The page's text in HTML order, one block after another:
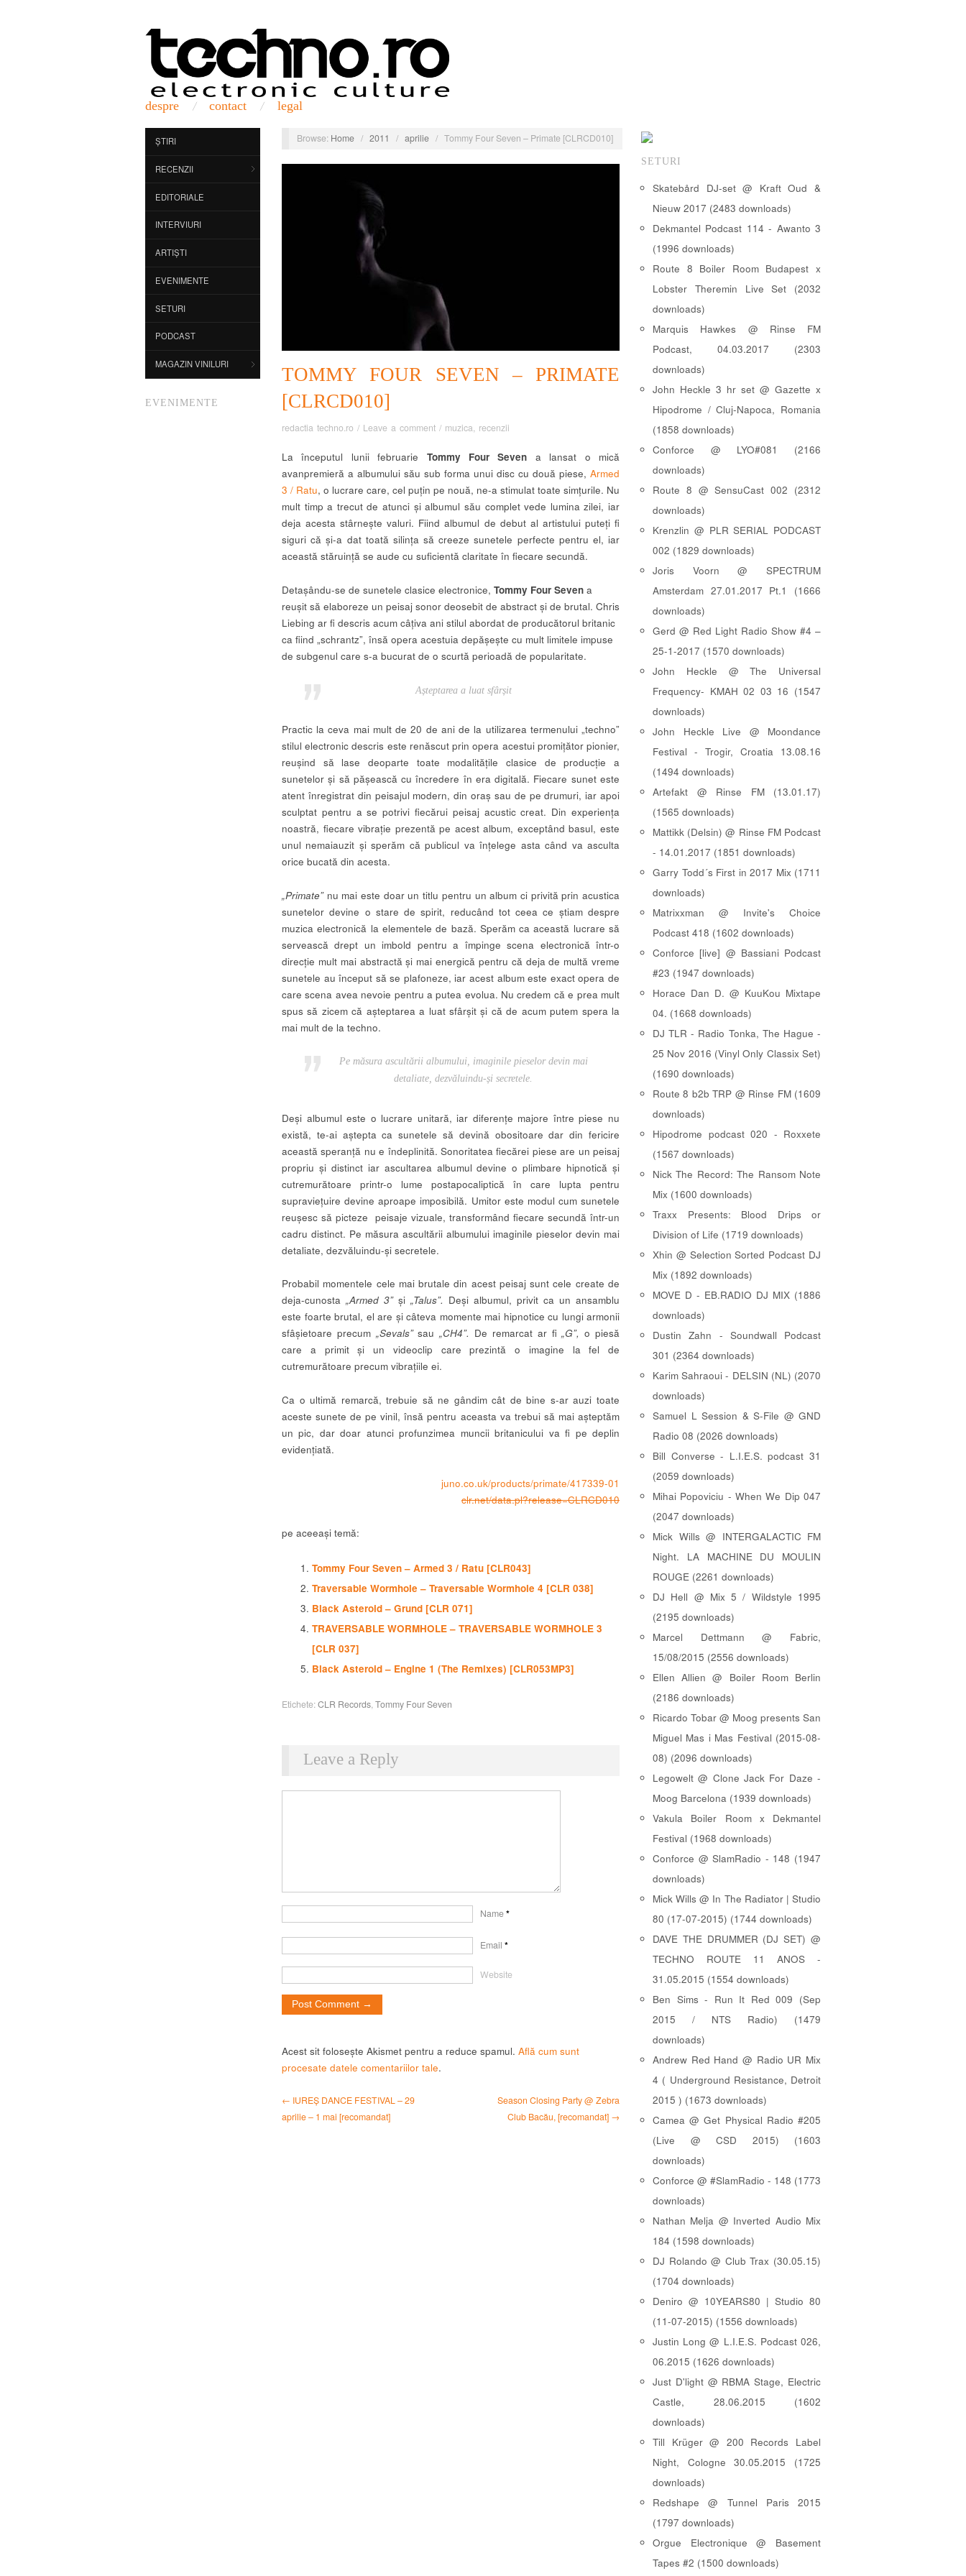
despre contact legal
ȘTIRI
RECENZII
EDITORIALE
INTERVIURI
ARTIȘTI
EVENIMENTE
SETURI
PODCAST
MAGAZIN VINILURI
EVENIMENTE
Browse: Home / 2011 / aprilie / Tommy Four Seven – Primate [CLRCD010]
TOMMY FOUR SEVEN – PRIMATE
[CLRCD010]
redactia techno.ro / Leave a comment / muzica, recenzii
La începutul lunii februarie Tommy Four Seven a lansat o mică
avanpremieră a albumului său sub forma unui disc cu două piese, Armed
3 / Ratu, o lucrare care, cel puțin pe nouă, ne-a stimulat toate simțurile. Nu
mult timp a trecut de atunci și albumul său complet vede lumina zilei, iar
deja acesta stârnește valuri. Fiind albumul de debut al artistului puteți fi
siguri că și-a dat toată silința să creeze sunetele perfecte pentru el, iar
această stăruință se aude cu suficientă claritate în fiecare secundă.
Detașându-se de sunetele clasice electronice, Tommy Four Seven a
reușit să elaboreze un peisaj sonor deosebit de abstract și de brutal. Chris
Liebing ar fi descris acum câțiva ani stilul abordat de producătorul britanic
ca fiind „schrantz”, însă opera acestuia depășește cu mult limitele impuse
de subgenul care s-a bucurat de o scurtă perioadă de popularitate.
Așteptarea a luat sfârșit
Practic la ceva mai mult de 20 de ani de la utilizarea termenului „techno”
stilul electronic descris este renăscut prin opera acestui promițător pionier,
reușind să lase deoparte toate modalitățile clasice de producție a
sunetelor și să pășească cu încredere în era digitală. Fiecare sunet este
atent înregistrat din peisajul modern, din oraș sau de pe drumuri, iar apoi
sculptat pentru a se potrivi fiecărui peisaj acustic creat. Din experiența
noastră, fiecare vibrație prezentă pe acest album, exceptând basul, este
unul nemaiauzit și sperăm că publicul va înțelege asta când va asculta
orice bucată din acesta.
„Primate” nu mai este doar un titlu pentru un album ci privită prin acustica
sunetelor devine o stare de spirit, reducând tot ceea ce știam despre
muzica electronică la elementele de bază. Sperăm ca această lucrare să
servească drept un imbold pentru a împinge scena electronică într-o
direcție mult mai abstractă și mai energică pentru că deja de multă vreme
sunetele au început să se plafoneze, iar acest album este exact opera de
care scena avea nevoie pentru a putea evolua. Nu credem că e prea mult
spus să zicem că așteptarea a luat sfârșit și că de acum putem spera la
mai mult de la techno.
Pe măsura ascultării albumului, imaginile pieselor devin mai
detaliate, dezvăluindu-și secretele.
Deși albumul este o lucrare unitară, iar diferențe majore între piese nu
există, te-ai aștepta ca sunetele să devină obositoare dar din fericire
această speranță nu e îndeplinită. Sonoritatea fiecărei piese are un peisaj
propriu și distinct iar ascultarea albumul devine o plimbare hipnotică și
cutremurătoare printr-o lume postapocaliptică în care lupta pentru
supraviețuire devine aproape imposibilă. Umitor este modul cum sunetele
reușesc să picteze peisaje vizuale, transformând fiecare secundă într-un
cadru distinct. Pe măsura ascultării albumului imaginile pieselor devin mai
detaliate, dezvăluindu-și secretele.
Probabil momentele cele mai brutale din acest peisaj sunt cele create de
deja-cunosta „Armed 3” și „Talus”. Deși albumul, privit ca un ansamblu
este foarte brutal, el are și câteva momente mai hipnotice cu lungi armonii
sfâșietoare precum „Sevals”sau „CH4”. De remarcat ar fi„G”, o piesă
care a primit și un videoclip care prezintă o imagine la fel de
cutremurătoare precum vibrațiile ei.
Ca o ultimă remarcă, trebuie să ne gândim cât de bine s-ar auzi toate
aceste sunete de pe vinil, însă pentru aceasta va trebui să mai așteptăm
un pic, dar doar atunci profunzimea muncii britanicului va fi pe deplin
evidențiată.
juno.co.uk/products/primate/417339-01
clr.net/data.pl?release=CLRCD010
pe aceeași temă:
Tommy Four Seven – Armed 3 / Ratu [CLR043]
Traversable Wormhole – Traversable Wormhole 4 [CLR 038]
Black Asteroid – Grund [CLR 071]
TRAVERSABLE WORMHOLE – TRAVERSABLE WORMHOLE 3
[CLR 037]
Black Asteroid – Engine 1 (The Remixes) [CLR053MP3]
Etichete:CLR Records Tommy Four Seven
Leave a Reply
Name*
Email *
Website
Acest sit folosește Akismet pentru a reduce spamul. Află cum sunt
procesate datele comentariilor tale.
← IUREȘ DANCE FESTIVAL – 29
aprilie – 1 mai [recomandat]
Season Closing Party @ Zebra
Club Bacău, [recomandat] →
SETURI
Skatebård DJ-set @ Kraft Oud &
Nieuw 2017 (2483 downloads)
Dekmantel Podcast 114 - Awanto 3
(1996 downloads)
Route 8 Boiler Room Budapest x
Lobster Theremin Live Set (2032
downloads)
Marquis Hawkes @ Rinse FM
Podcast, 04.03.2017 (2303
downloads)
John Heckle 3 hr set @ Gazette x
Hipodrome / Cluj-Napoca, Romania
(1858 downloads)
Conforce @ LYO#081 (2166
downloads)
Route 8 @ SensuCast 002 (2312
downloads)
Krenzlin @ PLR SERIAL PODCAST
002 (1829 downloads)
Joris Voorn @ SPECTRUM
Amsterdam 27.01.2017 Pt.1 (1666
downloads)
Gerd @ Red Light Radio Show #4 –
25-1-2017 (1570 downloads)
John Heckle @ The Universal
Frequency- KMAH 02 03 16 (1547
downloads)
John Heckle Live @ Moondance
Festival - Trogir, Croatia 13.08.16
(1494 downloads)
Artefakt @ Rinse FM (13.01.17)
(1565 downloads)
Mattikk (Delsin) @ Rinse FM Podcast
- 14.01.2017 (1851 downloads)
Garry Todd´s First in 2017 Mix (1711
downloads)
Matrixxman @ Invite's Choice
Podcast 418 (1602 downloads)
Conforce [live] @ Bassiani Podcast
#23 (1947 downloads)
Horace Dan D. @ KuuKou Mixtape
04. (1668 downloads)
DJ TLR - Radio Tonka, The Hague -
25 Nov 2016 (Vinyl Only Classix Set)
(1690 downloads)
Route 8 b2b TRP @ Rinse FM (1609
downloads)
Hipodrome podcast 020 - Roxxete
(1567 downloads)
Nick The Record: The Ransom Note
Mix (1600 downloads)
Traxx Presents: Blood Drips or
Division of Life (1719 downloads)
Xhin @ Selection Sorted Podcast DJ
Mix (1892 downloads)
MOVE D - EB.RADIO DJ MIX (1886
downloads)
Dustin Zahn - Soundwall Podcast
301 (2364 downloads)
Karim Sahraoui - DELSIN (NL) (2070
downloads)
Samuel L Session & S-File @ GND
Radio 08 (2026 downloads)
Bill Converse - L.I.E.S. podcast 31
(2059 downloads)
Mihai Popoviciu - When We Dip 047
(2047 downloads)
Mick Wills @ INTERGALACTIC FM
Night. LA MACHINE DU MOULIN
ROUGE (2261 downloads)
DJ Hell @ Mix 5 / Wildstyle 1995
(2195 downloads)
Marcel Dettmann @ Fabric,
15/08/2015 (2556 downloads)
Ellen Allien @ Boiler Room Berlin
(2186 downloads)
Ricardo Tobar @ Moog presents San
Miguel Mas i Mas Festival (2015-08-
08) (2096 downloads)
Legowelt @ Clone Jack For Daze -
Moog Barcelona (1939 downloads)
Vakula Boiler Room x Dekmantel
Festival (1968 downloads)
Conforce @ SlamRadio - 148 (1947
downloads)
Mick Wills @ In The Radiator | Studio
80 (17-07-2015) (1744 downloads)
DAVE THE DRUMMER (DJ SET) @
TECHNO ROUTE 11 ANOS -
31.05.2015 (1554 downloads)
Ben Sims - Run It Red 009 (Sep
2015 / NTS Radio) (1479
downloads)
Andrew Red Hand @ Radio UR Mix
4 ( Underground Resistance, Detroit
2015 ) (1673 downloads)
Camea @ Get Physical Radio #205
(Live @ CSD 2015) (1603
downloads)
Conforce @ #SlamRadio - 148 (1773
downloads)
Nathan Melja @ Inverted Audio Mix
184 (1598 downloads)
DJ Rolando @ Club Trax (30.05.15)
(1704 downloads)
Deniro @ 10YEARS80 | Studio 80
(11-07-2015) (1556 downloads)
Justin Long @ L.I.E.S. Podcast 026,
06.2015 (1626 downloads)
Just D'light @ RBMA Stage, Electric
Castle, 28.06.2015 (1602
downloads)
Till Krüger @ 200 Records Label
Night, Cologne 30.05.2015 (1725
downloads)
Redshape @ Tunnel Paris 2015
(1797 downloads)
Orgue Electronique @ Basement
Tapes #2 (1500 downloads)